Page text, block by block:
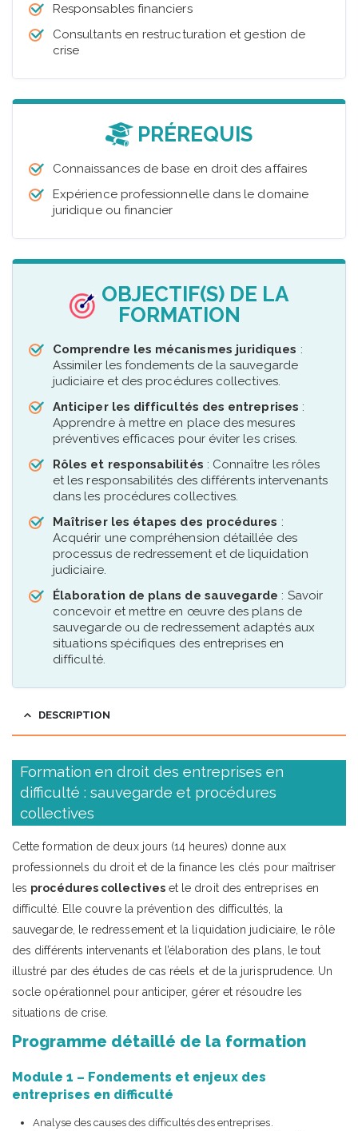
Responsables financiers
Consultants en restructuration et gestion de
crise
PRÉREQUIS
Connaissances de base en droit des affaires
Expérience professionnelle dans le domaine
juridique ou financier
OBJECTIF(S) DE LA
FORMATION
Comprendre les mécanismes juridiques :
Assimiler les fondements de la sauvegarde
judiciaire et des procédures collectives.
Anticiper les difficultés des entreprises :
Apprendre à mettre en place des mesures
préventives efficaces pour éviter les crises.
Rôles et responsabilités : Connaître les rôles
et les responsabilités des différents intervenants
dans les procédures collectives.
Maîtriser les étapes des procédures :
Acquérir une compréhension détaillée des
processus de redressement et de liquidation
judiciaire.
Élaboration de plans de sauvegarde : Savoir
concevoir et mettre en œuvre des plans de
sauvegarde ou de redressement adaptés aux
situations spécifiques des entreprises en
difficulté.
DESCRIPTION
Formation en droit des entreprises en
difficulté : sauvegarde et procédures
collectives
Cette formation de deux jours (14 heures) donne aux
professionnels du droit et de la finance les clés pour maîtriser
les procédures collectiveset le droit des entreprises en
difficulté. Elle couvre la prévention des difficultés, la
sauvegarde, le redressement et la liquidation judiciaire, le rôle
des différents intervenants et l’élaboration des plans, le tout
illustré par des études de cas réels et de la jurisprudence. Un
socle opérationnel pour anticiper, gérer et résoudre les
situations de crise.
Programme détaillé de la formation
Module 1 – Fondements et enjeux des
entreprises en difficulté
Analyse des causes des difficultés des entreprises.